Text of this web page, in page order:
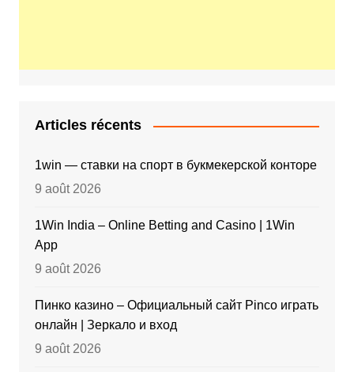
Articles récents
1win — ставки на спорт в букмекерской конторе
9 août 2026
1Win India – Online Betting and Casino | 1Win
App
9 août 2026
Пинко казино – Официальный сайт Pinco играть
онлайн | Зеркало и вход
9 août 2026